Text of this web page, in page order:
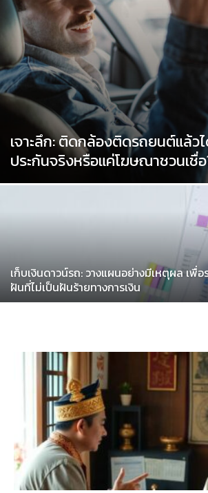
เจาะลึก: ติดกล้องติดรถยนต์แล้ว
ประกันจริงหรือแค่โฆษณาชวนเชื่
เก็บเงินดาวน์รถ: วางแผนอย่างมีเหตุผล เพื่อ
ฝันที่ไม่เป็นฝันร้ายทางการเงิน